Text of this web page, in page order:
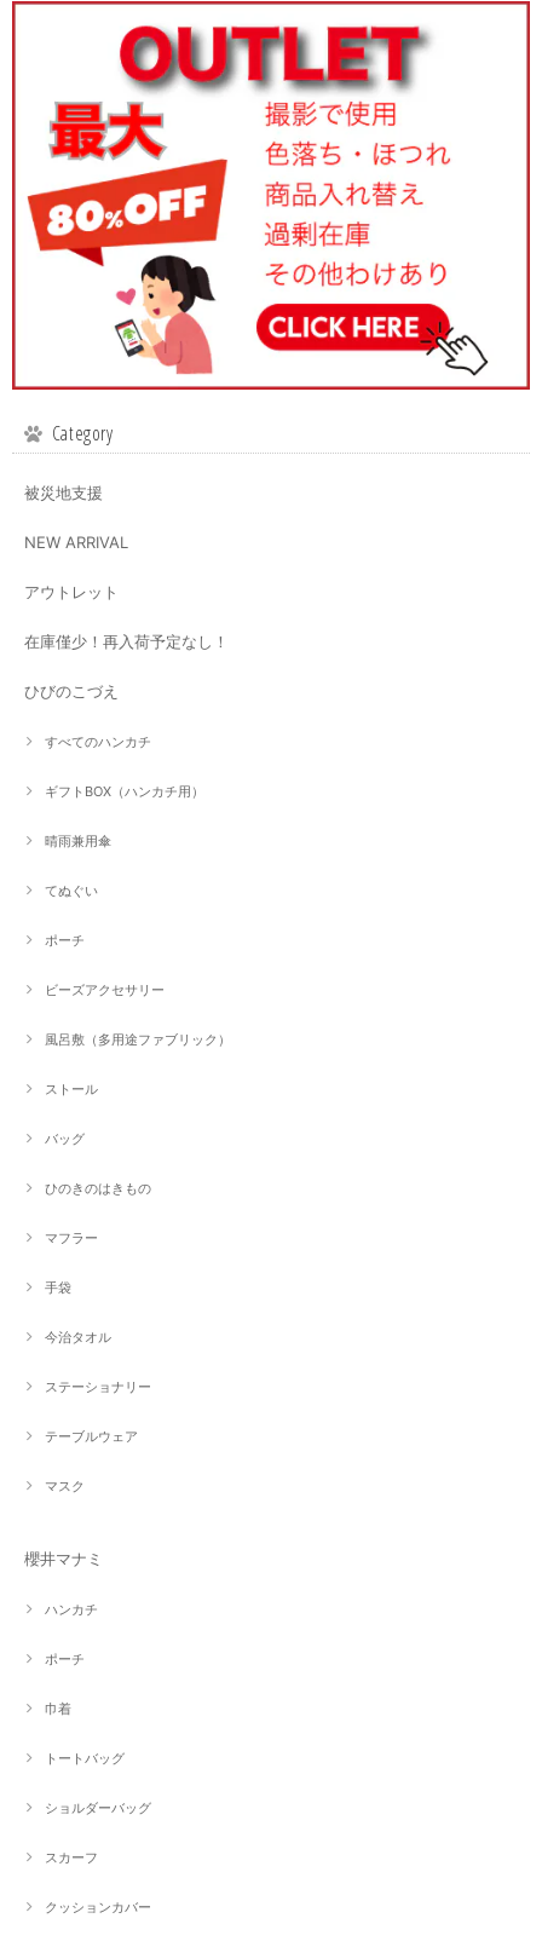
Category
被災地支援
NEW ARRIVAL
アウトレット
在庫僅少！再入荷予定なし！
ひびのこづえ
すべてのハンカチ
ギフトBOX（ハンカチ用）
晴雨兼用傘
てぬぐい
ポーチ
ビーズアクセサリー
風呂敷（多用途ファブリック）
ストール
バッグ
ひのきのはきもの
マフラー
手袋
今治タオル
ステーショナリー
テーブルウェア
マスク
櫻井マナミ
ハンカチ
ポーチ
巾着
トートバッグ
ショルダーバッグ
スカーフ
クッションカバー